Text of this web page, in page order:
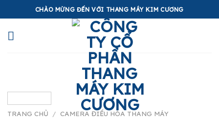
to
content
CHÀO MỪNG ĐẾN VỚI THANG MÁY KIM CƯƠNG
TRANG CHỦ / CAMERA ĐIỀU HÒA THANG MÁY